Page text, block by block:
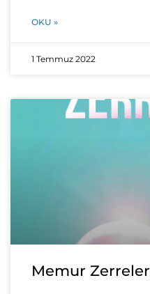
OKU »
1 Temmuz 2022
Memur Zerreler